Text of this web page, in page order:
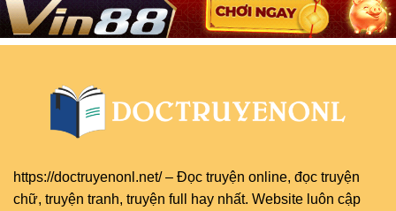
https://doctruyenonl.net/ – Đọc truyện online, đọc truyện
chữ, truyện tranh, truyện full
hay nhất. Website luôn cập